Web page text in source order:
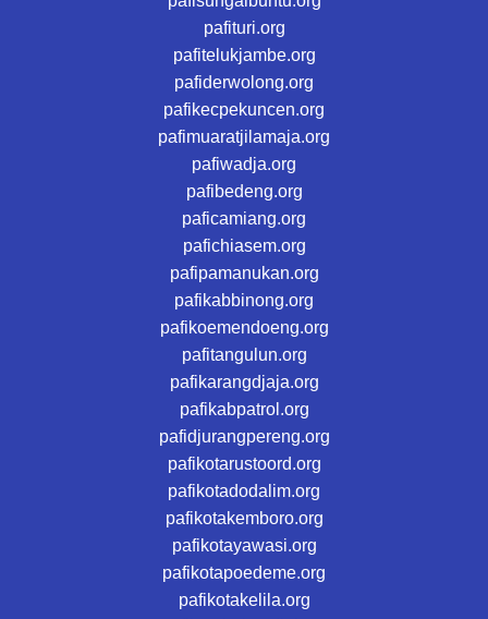
pafituri.org
pafitelukjambe.org
pafiderwolong.org
pafikecpekuncen.org
pafimuaratjilamaja.org
pafiwadja.org
pafibedeng.org
paficamiang.org
pafichiasem.org
pafipamanukan.org
pafikabbinong.org
pafikoemendoeng.org
pafitangulun.org
pafikarangdjaja.org
pafikabpatrol.org
pafidjurangpereng.org
pafikotarustoord.org
pafikotadodalim.org
pafikotakemboro.org
pafikotayawasi.org
pafikotapoedeme.org
pafikotakelila.org